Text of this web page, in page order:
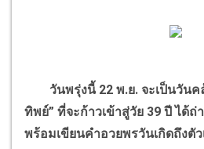
วันพรุ่งนี้ 22 พ.ย. จะเป็นวันค
ทิพย์” ที่จะก้าวเข้าสู่วัย 39 ปี ได้
พร้อมเขียนคำอวยพรวันเกิดถึงตัว